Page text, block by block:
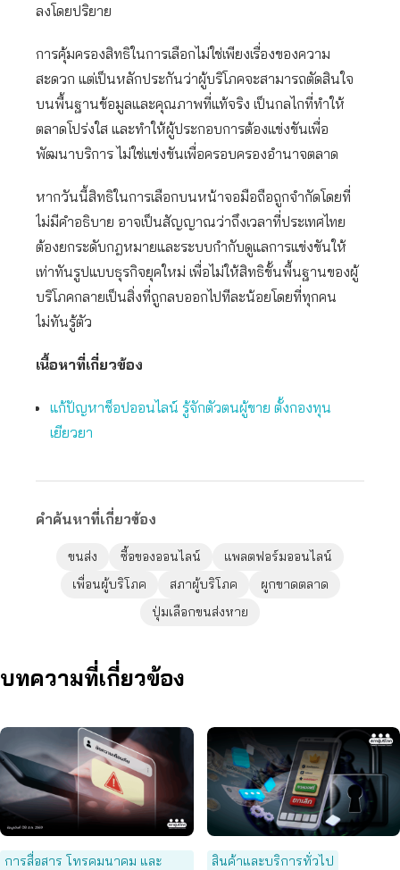
ลงโดยปริยาย
การคุ้มครองสิทธิในการเลือกไม่ใช่เพียงเรื่องของความ
สะดวก แต่เป็นหลักประกันว่าผู้บริโภคจะสามารถตัดสินใจ
บนพื้นฐานข้อมูลและคุณภาพที่แท้จริง เป็นกลไกที่ทำให้
ตลาดโปร่งใส และทำให้ผู้ประกอบการต้องแข่งขันเพื่อ
พัฒนาบริการ ไม่ใช่แข่งขันเพื่อครอบครองอำนาจตลาด
หากวันนี้สิทธิในการเลือกบนหน้าจอมือถือถูกจำกัดโดยที่
ไม่มีคำอธิบาย อาจเป็นสัญญาณว่าถึงเวลาที่ประเทศไทย
ต้องยกระดับกฎหมายและระบบกำกับดูแลการแข่งขันให้
เท่าทันรูปแบบธุรกิจยุคใหม่ เพื่อไม่ให้สิทธิขั้นพื้นฐานของผู้
บริโภคกลายเป็นสิ่งที่ถูกลบออกไปทีละน้อยโดยที่ทุกคน
ไม่ทันรู้ตัว
เนื้อหาที่เกี่ยวข้อง
แก้ปัญหาช็อปออนไลน์ รู้จักตัวตนผู้ขาย ตั้งกองทุน
เยียวยา
คำค้นหาที่เกี่ยวข้อง
ขนส่ง ซื้อของออนไลน์
แพลตฟอร์มออนไลน์
เพื่อนผู้บริโภค
สภาผู้บริโภค
ผูกขาดตลาด
ปุ่มเลือกขนส่งหาย
บทความที่เกี่ยวข้อง
การสื่อสาร โทรคมนาคม และ
สินค้าและบริการทั่วไป